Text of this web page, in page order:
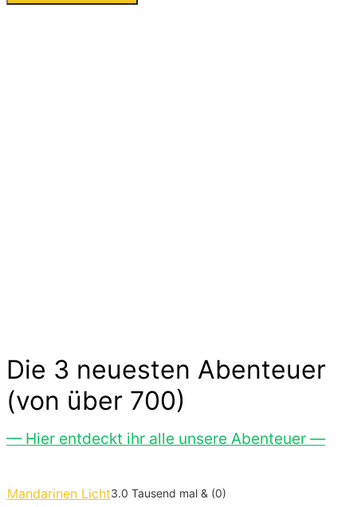
Die 3 neuesten Abenteuer
(von über 700)
— Hier entdeckt ihr alle unsere Abenteuer —
Mandarinen Licht3.0 Tausend mal & (0)